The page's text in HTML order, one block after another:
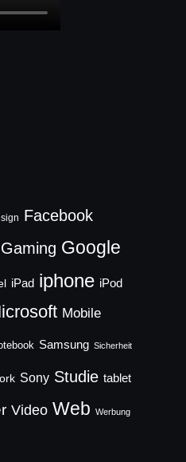
Facebook
Gaming Google
iPad iphone iPod
Mobile
Samsung Sicherheit
Sony Studie tablet
Video Web Werbung